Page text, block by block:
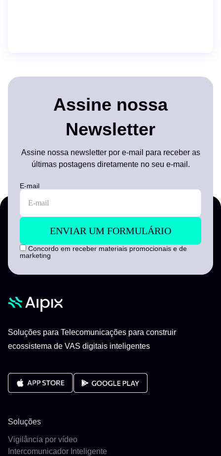
Assine nossa
Newsletter
Assine nossa newsletter por e-mail para receber as
últimas postagens diretamente no seu e-mail.
E-mail
Concordo em receber materiais promocionais e de
marketing
Soluções para Telecomunicações para construir
ecossistema de VAS digitais inteligentes
Soluções
Vigilância por vídeo
Intercomunicador Inteligente